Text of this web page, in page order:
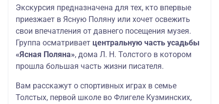
Экскурсия предназначена для тех, кто впервые
приезжает в Ясную Поляну или хочет освежить
свои впечатления от давнего посещения музея.
Группа осматривает центральную часть усадьбы
«Ясная Поляна», дома Л. Н. Толстого в котором
прошла большая часть жизни писателя.
Вам расскажут о спортивных играх в семье
Толстых, первой школе во Флигеле Кузминских,